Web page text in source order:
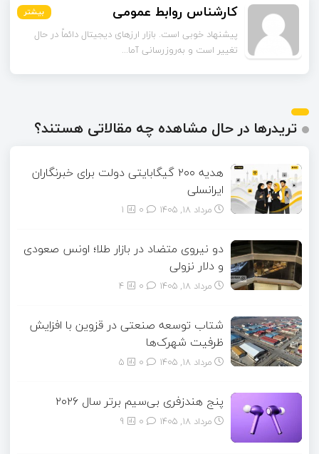
بیشتر مشکات بیشتر
چند مورد از آمارهای مقاله مربوط به سال‌های گذشته است.
آیا امکان دارد نسخه به‌روز...
بیشتر
بیشتر
بیشتر
بیشتر
تریدرها در حال مشاهده چه مقالاتی هستند؟
هدیه ۲۰۰ گیگابایتی دولت برای خبرنگاران
ایرانسلی
مرداد ۱۸, ۱۴۰۵ 1
دو نیروی متضاد در بازار طلا؛ اونس صعودی
و دلار نزولی
مرداد ۱۸, ۱۴۰۵ 4
شتاب توسعه صنعتی در قزوین با افزایش
ظرفیت شهرک‌ها
مرداد ۱۸, ۱۴۰۵ 5
پنج هندزفری بی‌سیم برتر سال ۲۰۲۶
مرداد ۱۸, ۱۴۰۵ 9